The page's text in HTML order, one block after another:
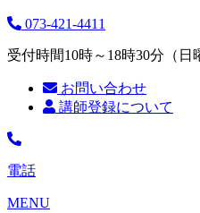
073-421-4411
受付時間10時～18時30分（日
お問い合わせ
講師登録について
電話
MENU